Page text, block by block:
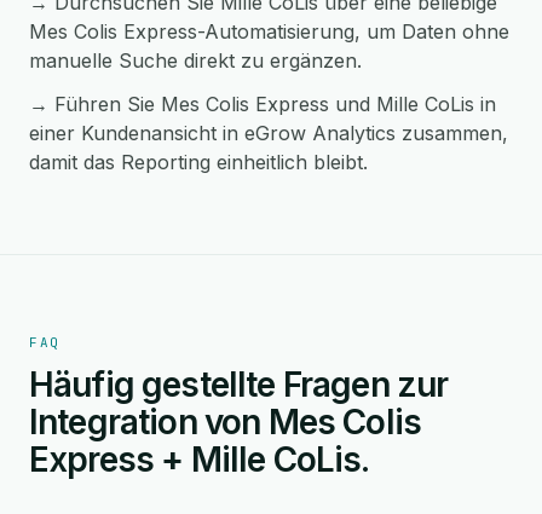
Mes Colis Express-Automatisierung, um Daten ohne
manuelle Suche direkt zu ergänzen.
→ Führen Sie Mes Colis Express und Mille CoLis in
einer Kundenansicht in eGrow Analytics zusammen,
damit das Reporting einheitlich bleibt.
FAQ
Häufig gestellte Fragen zur
Integration von Mes Colis
Express + Mille CoLis.